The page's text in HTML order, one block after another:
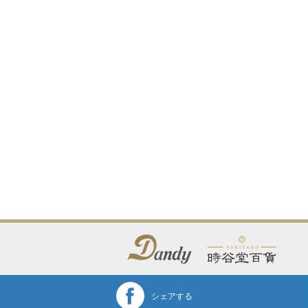
シェアする